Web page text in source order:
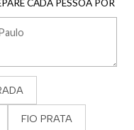
CADA PESSOA POR
FIO PRATA